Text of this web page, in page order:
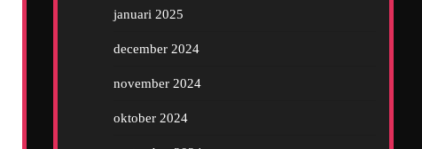
januari 2025
december 2024
november 2024
oktober 2024